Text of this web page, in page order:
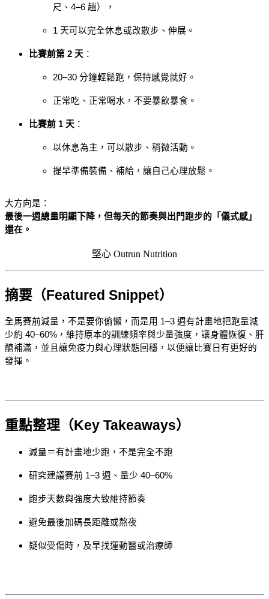
尺、4–6 趟），
1 天可以完全休息或改散步、伸展。
比賽前第 2 天 ：
20–30 分鐘輕鬆跑，保持感覺就好。
正常吃、正常喝水，不要暴飲暴食。
比賽前 1 天 ：
以休息為主，可以散步、稍微活動。
提早準備裝備、補給，讓自己心理放鬆。
大方向是：
最後一週總量明顯下降，但每天的節奏與出門跑步的「儀式感」
還在。
摘要（Featured Snippet）
全馬賽前減量，不是要你偷懶，而是用 1–3 週有計畫地把跑量減
少約 40–60%，維持原本的訓練頻率與少量強度，讓身體恢復、肝
醣補滿，並且讓免疫力與心理狀態回穩，以便讓比賽日有更好的
發揮。
重點整理（Key Takeaways）
減量＝有計畫地少跑，不是完全不跑
研究建議賽前 1–3 週、量少 40–60%
跑步天數與強度大致維持節奏
避免最後加碼長距離或熬夜
疑似受傷時，及早找運動醫或治療師